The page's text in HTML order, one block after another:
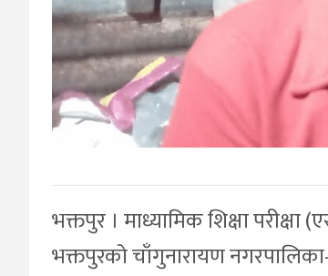
भक्तपुर । माध्यामिक शिक्षा
भक्तपुरको चाँगुनारायण